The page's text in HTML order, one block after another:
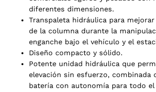
diferentes dimensiones.
Transpaleta hidráulica para
de la columna durante la
enganche bajo el vehículo y el
Diseño compacto y sólido.
Potente unidad hidráulica que
elevación sin esfuerzo, combinada
batería con autonomía para todo